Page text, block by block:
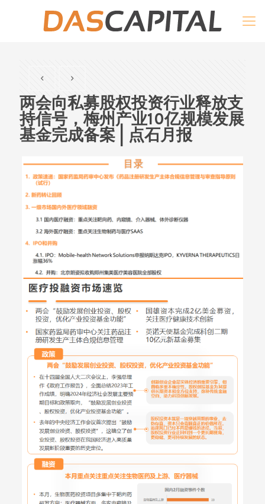
两会向私募股权投资行业释放支
持信号，梅州产业10亿规模发展
基金完成备案 | 点石月报